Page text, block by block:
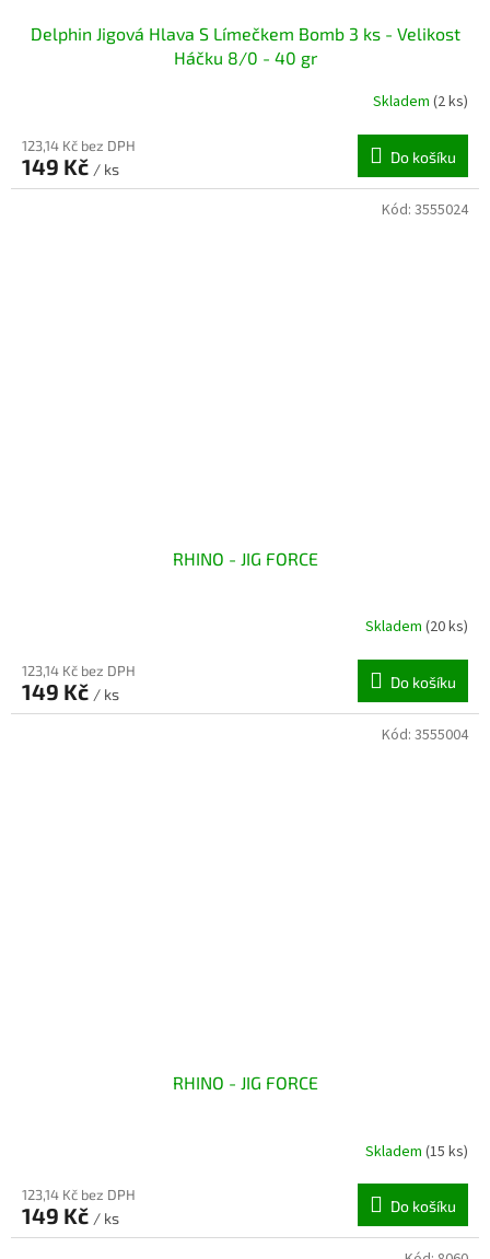
Delphin Jigová Hlava S Límečkem Bomb 3 ks - Velikost
Háčku 8/0 - 40 gr
Skladem (2 ks)
123,14 Kč bez DPH
149 Kč / ks
Do košíku
RHINO - JIG FORCE
Skladem (20 ks)
123,14 Kč bez DPH
149 Kč / ks
Do košíku
Kód: 3555024
RHINO - JIG FORCE
Skladem (15 ks)
123,14 Kč bez DPH
149 Kč / ks
Do košíku
Kód: 3555004